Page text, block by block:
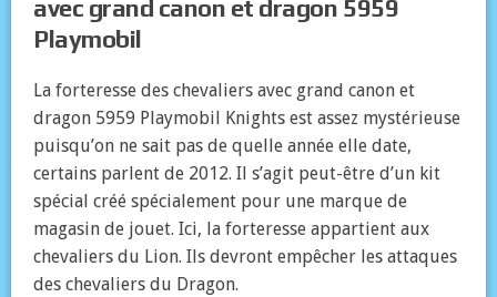
avec grand canon et dragon 5959
Playmobil
La forteresse des chevaliers avec grand canon et
dragon 5959 Playmobil Knights est assez mystérieuse
puisqu’on ne sait pas de quelle année elle date,
certains parlent de 2012. Il s’agit peut-être d’un kit
spécial créé spécialement pour une marque de
magasin de jouet. Ici, la forteresse appartient aux
chevaliers du Lion. Ils devront empêcher les attaques
des chevaliers du Dragon.